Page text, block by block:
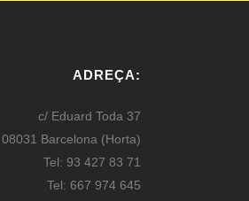
ADREÇA:
c/ Eduard Toda 37
08031 Barcelona (Horta)
Tel: 93 427 83 71
Tel: 667 974 645